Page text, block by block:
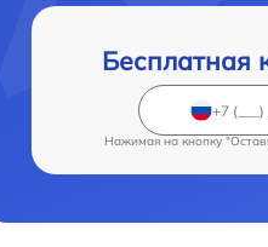
Бесплатная
Нажимая на кнопку